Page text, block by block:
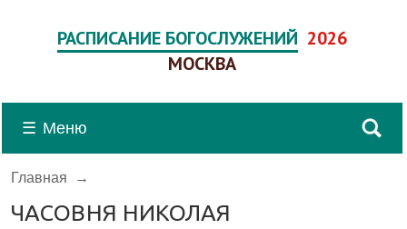
РАСПИСАНИЕ БОГОСЛУЖЕНИЙ 2026
МОСКВА
☰ Меню
Главная →
ЧАСОВНЯ НИКОЛАЯ